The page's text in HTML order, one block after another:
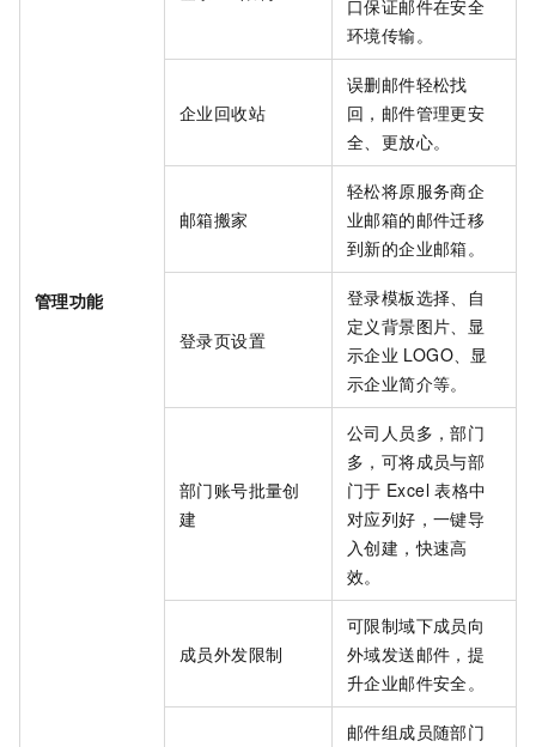
管理功能
口保证邮件在安全
环境传输。
企业回收站
误删邮件轻松找
回，邮件管理更安
全、更放心。
邮箱搬家
轻松将原服务商企
业邮箱的邮件迁移
到新的企业邮箱。
登录页设置
登录模板选择、自
定义背景图片、显
示企业 LOGO、显
示企业简介等。
部门账号批量创
建
公司人员多，部门
多，可将成员与部
门于 Excel 表格中
对应列好，一键导
入创建，快速高
效。
成员外发限制
可限制域下成员向
外域发送邮件，提
升企业邮件安全。
邮件组成员随部门